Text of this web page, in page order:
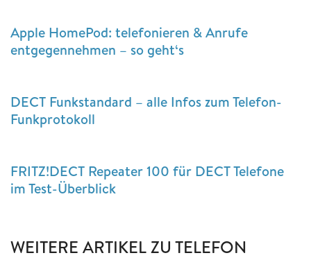
Apple HomePod: telefonieren & Anrufe
entgegennehmen – so geht‘s
DECT Funkstandard – alle Infos zum Telefon-
Funkprotokoll
FRITZ!DECT Repeater 100 für DECT Telefone
im Test-Überblick
WEITERE ARTIKEL ZU TELEFON